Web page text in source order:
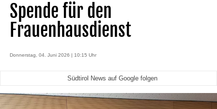
Spende für den
Frauenhausdienst
Donnerstag, 04. Juni 2026 | 10:15 Uhr
Südtirol News auf Google folgen